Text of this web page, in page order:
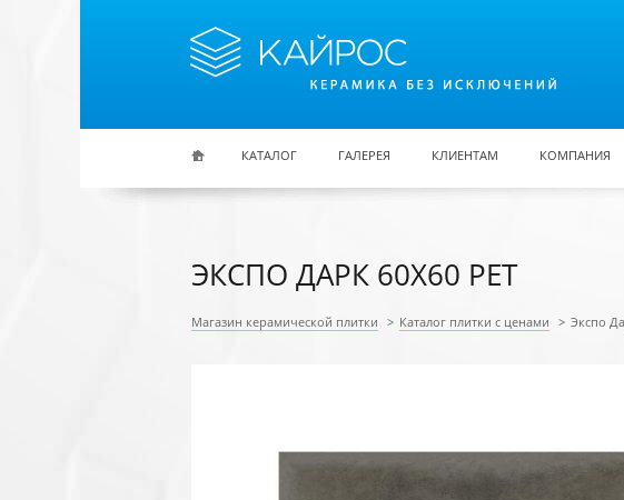
КАТАЛОГ ГАЛЕРЕЯ КЛИЕНТАМ КОМПАНИЯ
ЭКСПО ДАРК 60X60 РЕТ
Магазин керамической плитки > Каталог плитки с ценами > Экспо